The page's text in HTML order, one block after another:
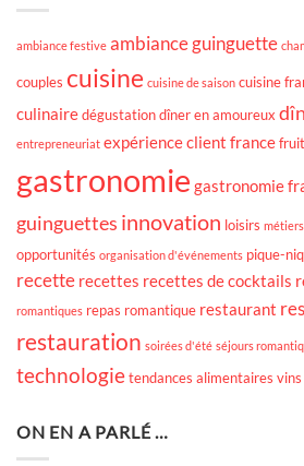
ambiance festive ambiance guinguette
couples cuisine cuisine de saison cuisine
culinairedégustationdîner en amoureux
entrepreneuriat expérience client france
gastronomie gastronomie
guinguettes innovation loisirs
opportunités organisation d'événements pique-
recette recettes recettes de cocktails
romantiques repas romantique restaurant
restauration soirées d'été séjours
technologietendances alimentaires vins
ON EN A PARLÉ …